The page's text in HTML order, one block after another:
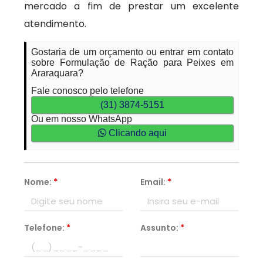
mercado a fim de prestar um excelente
atendimento.
Gostaria de um orçamento ou entrar em contato
sobre Formulação de Ração para Peixes em
Araraquara?
Fale conosco pelo telefone
(31) 3874-5151
Ou em nosso WhatsApp
Clicando aqui
Nome: * Email: *
Telefone: * Assunto: *